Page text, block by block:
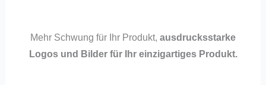
Mehr Schwung für Ihr Produkt, ausdrucksstarke
Logos und Bilder für Ihr einzigartiges Produkt.